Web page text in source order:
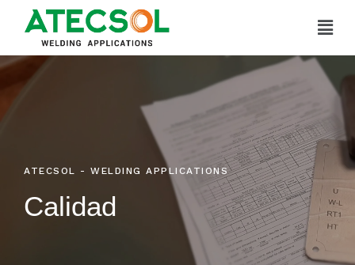
contenido
ATECSOL - WELDING APPLICATIONS
Calidad